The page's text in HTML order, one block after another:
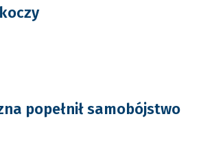
popełnił samobójstwo